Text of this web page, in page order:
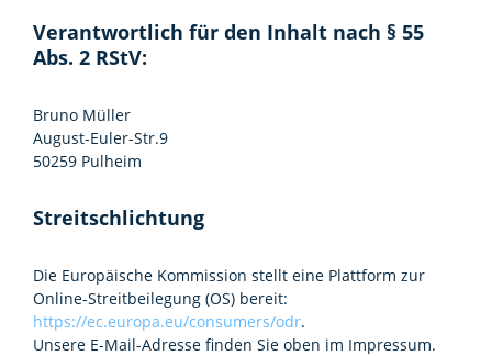
Verantwortlich für den Inhalt nach § 55
Abs. 2 RStV:
Bruno Müller
August-Euler-Str.9
50259 Pulheim
Streitschlichtung
Die Europäische Kommission stellt eine Plattform zur
Online-Streitbeilegung (OS) bereit:
https://ec.europa.eu/consumers/odr.
Unsere E-Mail-Adresse finden Sie oben im Impressum.